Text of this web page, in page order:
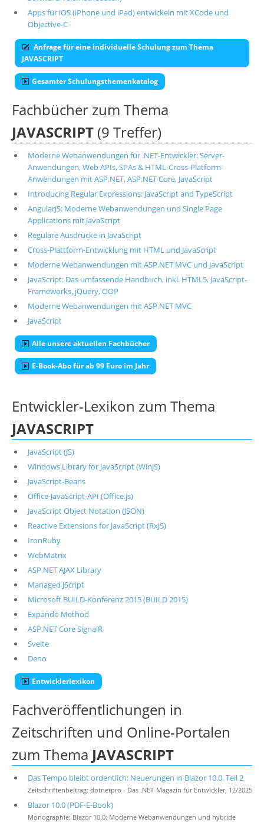
Apps für iOS (iPhone und iPad) entwickeln mit XCode und
Objective-C
Anfrage für eine individuelle Schulung zum Thema
JAVASCRIPT
Gesamter Schulungsthemenkatalog
Fachbücher zum Thema
JAVASCRIPT (9 Treffer)
Moderne Webanwendungen für .NET-Entwickler: Server-
Anwendungen, Web APIs, SPAs & HTML-Cross-Platform-
Anwendungen mit ASP.NET, ASP.NET Core, JavaScript
Introducing Regular Expressions: JavaScript and TypeScript
AngularJS: Moderne Webanwendungen und Single Page
Applications mit JavaScript
Reguläre Ausdrücke in JavaScript
Cross-Plattform-Entwicklung mit HTML und JavaScript
Moderne Webanwendungen mit ASP.NET MVC und JavaScript
JavaScript: Das umfassende Handbuch, inkl. HTML5, JavaScript-
Frameworks, jQuery, OOP
Moderne Webanwendungen mit ASP.NET MVC
JavaScript
Alle unsere aktuellen Fachbücher
E-Book-Abo für ab 99 Euro im Jahr
Entwickler-Lexikon zum Thema
JAVASCRIPT
JavaScript (JS)
Windows Library for JavaScript (WinJS)
JavaScript-Beans
Office-JavaScript-API (Office.js)
JavaScript Object Notation (JSON)
Reactive Extensions for JavaScript (RxJS)
IronRuby
WebMatrix
ASP.NET AJAX Library
Managed JScript
Microsoft BUILD-Konferenz 2015 (BUILD 2015)
Expando Method
ASP.NET Core SignalR
Svelte
Deno
Entwicklerlexikon
Fachveröffentlichungen in
Zeitschriften und Online-Portalen
zum Thema JAVASCRIPT
Das Tempo bleibt ordentlich: Neuerungen in Blazor 10.0, Teil 2
Zeitschriftenbeitrag: dotnetpro - Das .NET-Magazin für Entwickler, 12/2025
Blazor 10.0 (PDF-E-Book)
Monographie: Blazor 10.0: Moderne Webanwendungen und hybride